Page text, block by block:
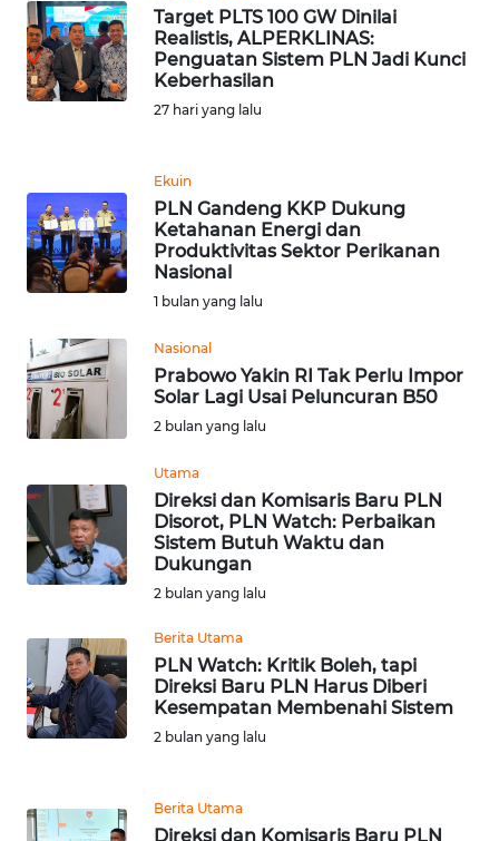
Target PLTS 100 GW Dinilai
Realistis, ALPERKLINAS:
Penguatan Sistem PLN Jadi Kunci
Keberhasilan
27 hari yang lalu
Ekuin
PLN Gandeng KKP Dukung
Ketahanan Energi dan
Produktivitas Sektor Perikanan
Nasional
1 bulan yang lalu
Nasional
Prabowo Yakin RI Tak Perlu Impor
Solar Lagi Usai Peluncuran B50
2 bulan yang lalu
Utama
Direksi dan Komisaris Baru PLN
Disorot, PLN Watch: Perbaikan
Sistem Butuh Waktu dan
Dukungan
2 bulan yang lalu
Berita Utama
PLN Watch: Kritik Boleh, tapi
Direksi Baru PLN Harus Diberi
Kesempatan Membenahi Sistem
2 bulan yang lalu
Berita Utama
Direksi dan Komisaris Baru PLN
Wahana
News
Regional
WN
JAKARTA
WN
WN
BANTEN
WN
WN
KEPRI
WN
PAPUA
BARAT
RIAU